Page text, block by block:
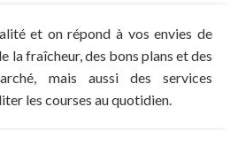
et on répond à vos envies de
la fraîcheur, des bons plans et des
mais aussi des services
les courses au quotidien.